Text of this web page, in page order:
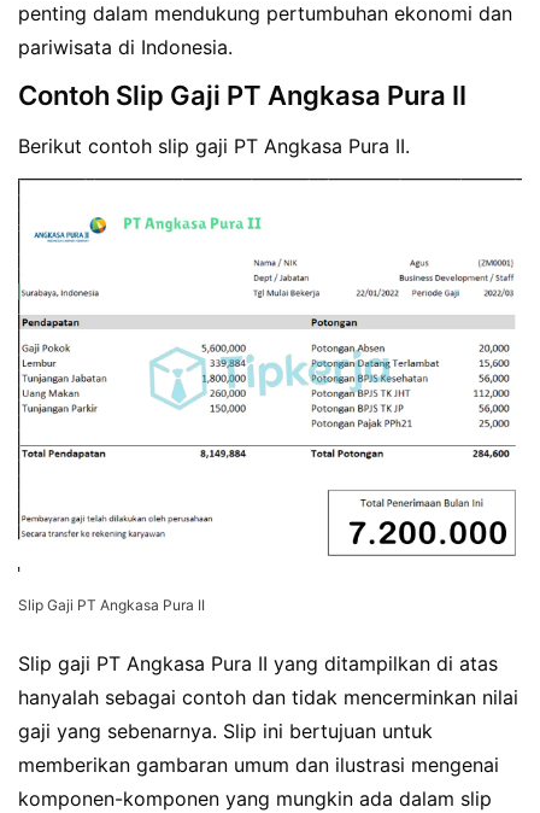
penting dalam mendukung pertumbuhan ekonomi dan
pariwisata di Indonesia.
Contoh Slip Gaji PT Angkasa Pura II
Berikut contoh slip gaji PT Angkasa Pura II.
Slip Gaji PT Angkasa Pura II
Slip gaji PT Angkasa Pura II yang ditampilkan di atas
hanyalah sebagai contoh dan tidak mencerminkan nilai
gaji yang sebenarnya. Slip ini bertujuan untuk
memberikan gambaran umum dan ilustrasi mengenai
komponen-komponen yang mungkin ada dalam slip